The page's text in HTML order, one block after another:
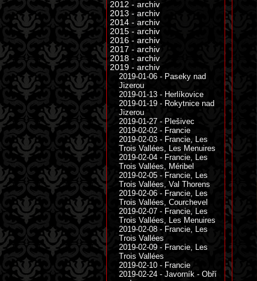
2012 - archiv
2013 - archiv
2014 - archiv
2015 - archiv
2016 - archiv
2017 - archiv
2018 - archiv
2019 - archiv
2019-01-06 - Paseky nad
Jizerou
2019-01-13 - Herlíkovice
2019-01-19 - Rokytnice nad
Jizerou
2019-01-27 - Plešivec
2019-02-02 - Francie
2019-02-03 - Francie, Les
Trois Vallées, Les Menuires
2019-02-04 - Francie, Les
Trois Vallées, Méribel
2019-02-05 - Francie, Les
Trois Vallées, Val Thorens
2019-02-06 - Francie, Les
Trois Vallées, Courchevel
2019-02-07 - Francie, Les
Trois Vallées, Les Menuires
2019-02-08 - Francie, Les
Trois Vallées
2019-02-09 - Francie, Les
Trois Vallées
2019-02-10 - Francie
2019-02-24 - Javorník - Obří